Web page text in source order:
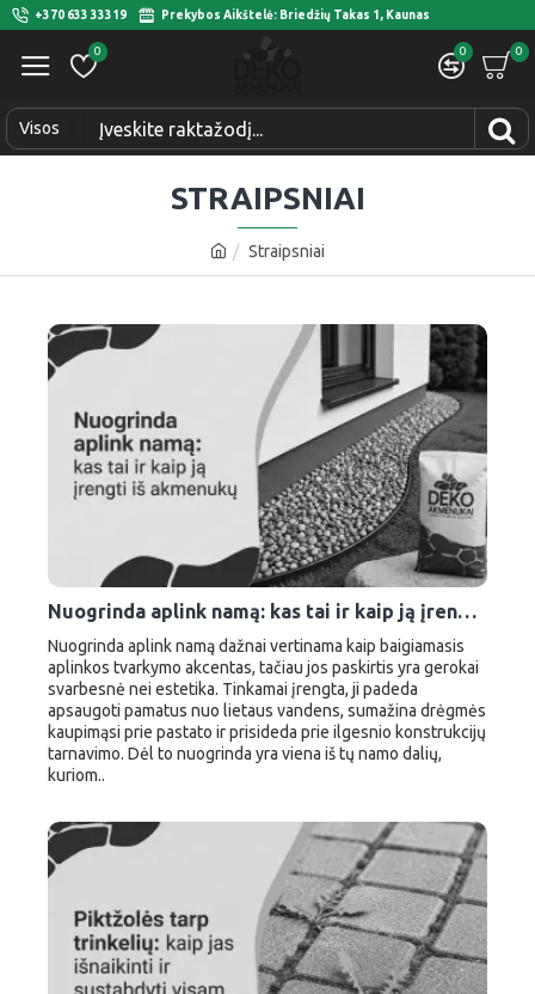
+370 633 33319 Prekybos Aikštelė: Briedžių Takas 1, Kaunas
0 0 0
Visos
Straipsniai
STRAIPSNIAI
Nuogrinda aplink namą: kas tai ir kaip ją įrengti iš akmenukų
Nuogrinda aplink namą dažnai vertinama kaip baigiamasis
aplinkos tvarkymo akcentas, tačiau jos paskirtis yra gerokai
svarbesnė nei estetika. Tinkamai įrengta, ji padeda
apsaugoti pamatus nuo lietaus vandens, sumažina drėgmės
kaupimąsi prie pastato ir prisideda prie ilgesnio konstrukcijų
tarnavimo. Dėl to nuogrinda yra viena iš tų namo dalių,
kuriom..